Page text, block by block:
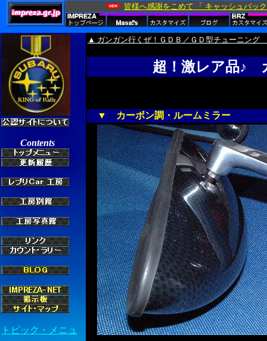
▲ ガンガン行くぜ！ＧＤＢ／ＧＤ型チューニング
超！激レア品♪
▼ カーボン調・ルームミラー